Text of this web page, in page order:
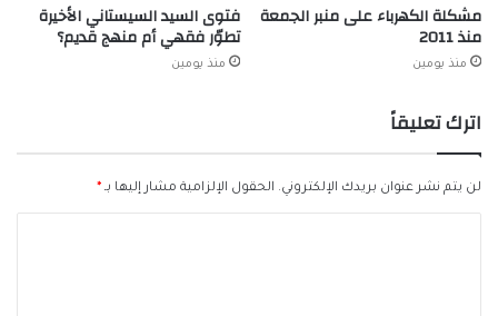
مشكلة الكهرباء على منبر الجمعة
منذ 2011
منذ يومين
فتوى السيد السيستاني الأخيرة
تطوّر فقهي أم منهج قديم؟
منذ يومين
اترك تعليقاً
لن يتم نشر عنوان بريدك الإلكتروني. الحقول الإلزامية مشار إليها بـ *